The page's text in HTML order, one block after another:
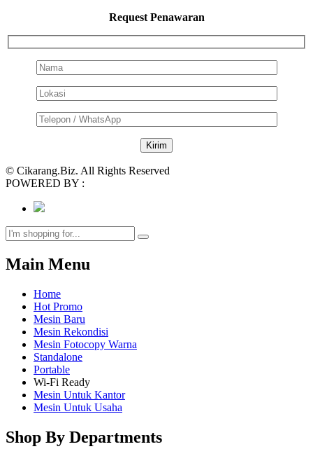
Request Penawaran
© Cikarang.Biz. All Rights Reserved
POWERED BY :
Main Menu
Home
Hot Promo
Mesin Baru
Mesin Rekondisi
Mesin Fotocopy Warna
Standalone
Portable
Wi-Fi Ready
Mesin Untuk Kantor
Mesin Untuk Usaha
Shop By Departments